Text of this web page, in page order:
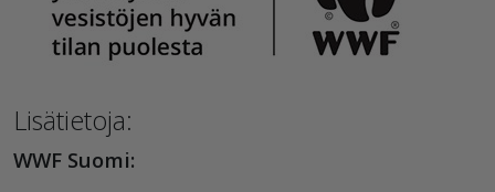
Lisätietoja:
WWF Suomi: